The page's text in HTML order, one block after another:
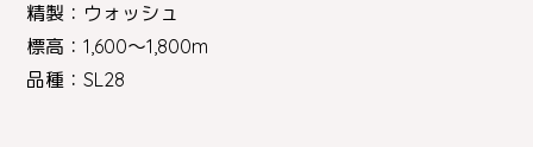
精製：ウォッシュ
標高：1,600～1,800m
品種：SL28